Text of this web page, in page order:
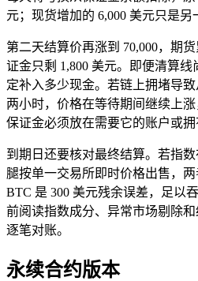
元；现货增加的 6,000 美元只是另
第二天结算价再涨到 70,000，期
证金只剩 1,800 美元。即便清算
定补入多少现金。若链上拥堵导
两小时，价格在等待期间继续上
保证金必须放在需要它的账户或拥
到期日还要核对最终结算。若指
腿按单一交易所即时价格出售，两
BTC 是 300 美元残余误差，足以
前阅读指数成分、异常市场剔除
逐笔对账。
永续合约版本